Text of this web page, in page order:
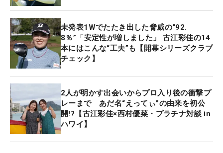
エビアン選手権」を制するセリーヌ・ビュティエ
（フランス）が相手だった。一時は2ダウンと劣勢
に立たされたが、16番で初めてのリードを奪うと、
17番でビュティエがミスしてコンシード。2＆1で競
り勝った。
22年大会は決勝戦でジ・ウンヒ（韓国）に3＆2で敗
れ、惜しくも準優勝に終わった。そのリベンジ達成
に一歩ずつ近づいていた。午前中に行われた準決勝
ではレオナ・マグワイア（アイルランド）と対戦。
一時は2ダウンのリードを許しながらも中盤に逆転
未発表1Wでたたき出した脅威の“92.
8％”「安定性が増しました」 古江彩佳の14
本にはこんな“工夫”も【開幕シリーズクラブ
チェック】
2人が明かす出会いからプロ入り後の衝撃プ
レーまで あだ名“えってぃ”の由来を初公
開!?【古江彩佳×西村優菜・プラチナ対談 in
ハワイ】